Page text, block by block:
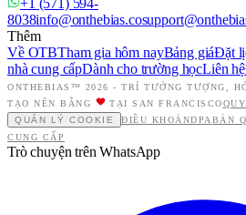
8038info@onthebias.co
Thêm
Về OTBTham gia hôm nayBảng giáĐặt
nhà cung cấpDành cho trường họcLiên hệ
ONTHEBIAS™ 2026 - TRÍ TƯỞNG TƯỢNG,
TẠO NÊN BẰNG
TẠI SAN FRANCISCO
QUẢN LÝ COOKIE
ĐIỀU KHOẢNDPA BẢN
CUNG CẤP
Trò chuyện trên WhatsApp